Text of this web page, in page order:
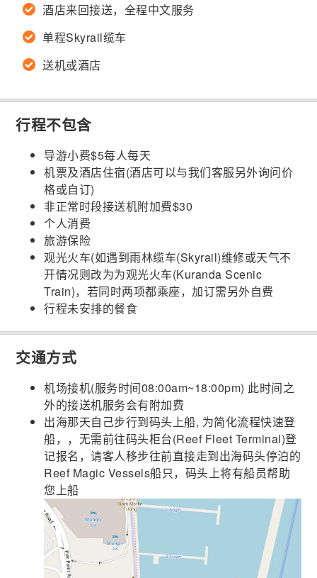
酒店来回接送，全程中文服务
单程Skyrail缆车
送机或酒店
行程不包含
导游小费$5每人每天
机票及酒店住宿(酒店可以与我们客服另外询问价
格或自订)
非正常时段接送机附加费$30
个人消费
旅游保险
观光火车(如遇到雨林缆车(Skyrail)维修或天气不
开情况则改为为观光火车(Kuranda Scenic
Train)，若同时两项都乘座，加订需另外自费
行程未安排的餐食
交通方式
机场接机(服务时间08:00am~18:00pm) 此时间之
外的接送机服务会有附加费
出海那天自己步行到码头上船, 为简化流程快速登
船，，无需前往码头柜台(Reef Fleet Terminal)登
记报名，请客人移步往前直接走到出海码头停泊的
Reef Magic Vessels船只，码头上将有船员帮助
您上船